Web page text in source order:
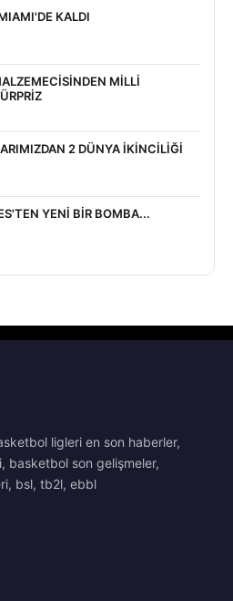
KALDI
MİLLİ
2 DÜNYA İKİNCİLİĞİ
YENİ BİR BOMBA...
ligleri en son haberler,
basketbol son gelişmeler,
bsl, tb2l, ebbl